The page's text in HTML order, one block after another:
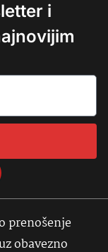
i
prenošenje
obavezno